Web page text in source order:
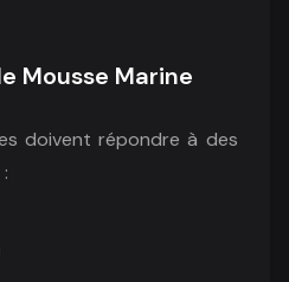
Mousse Marine
doivent répondre à des